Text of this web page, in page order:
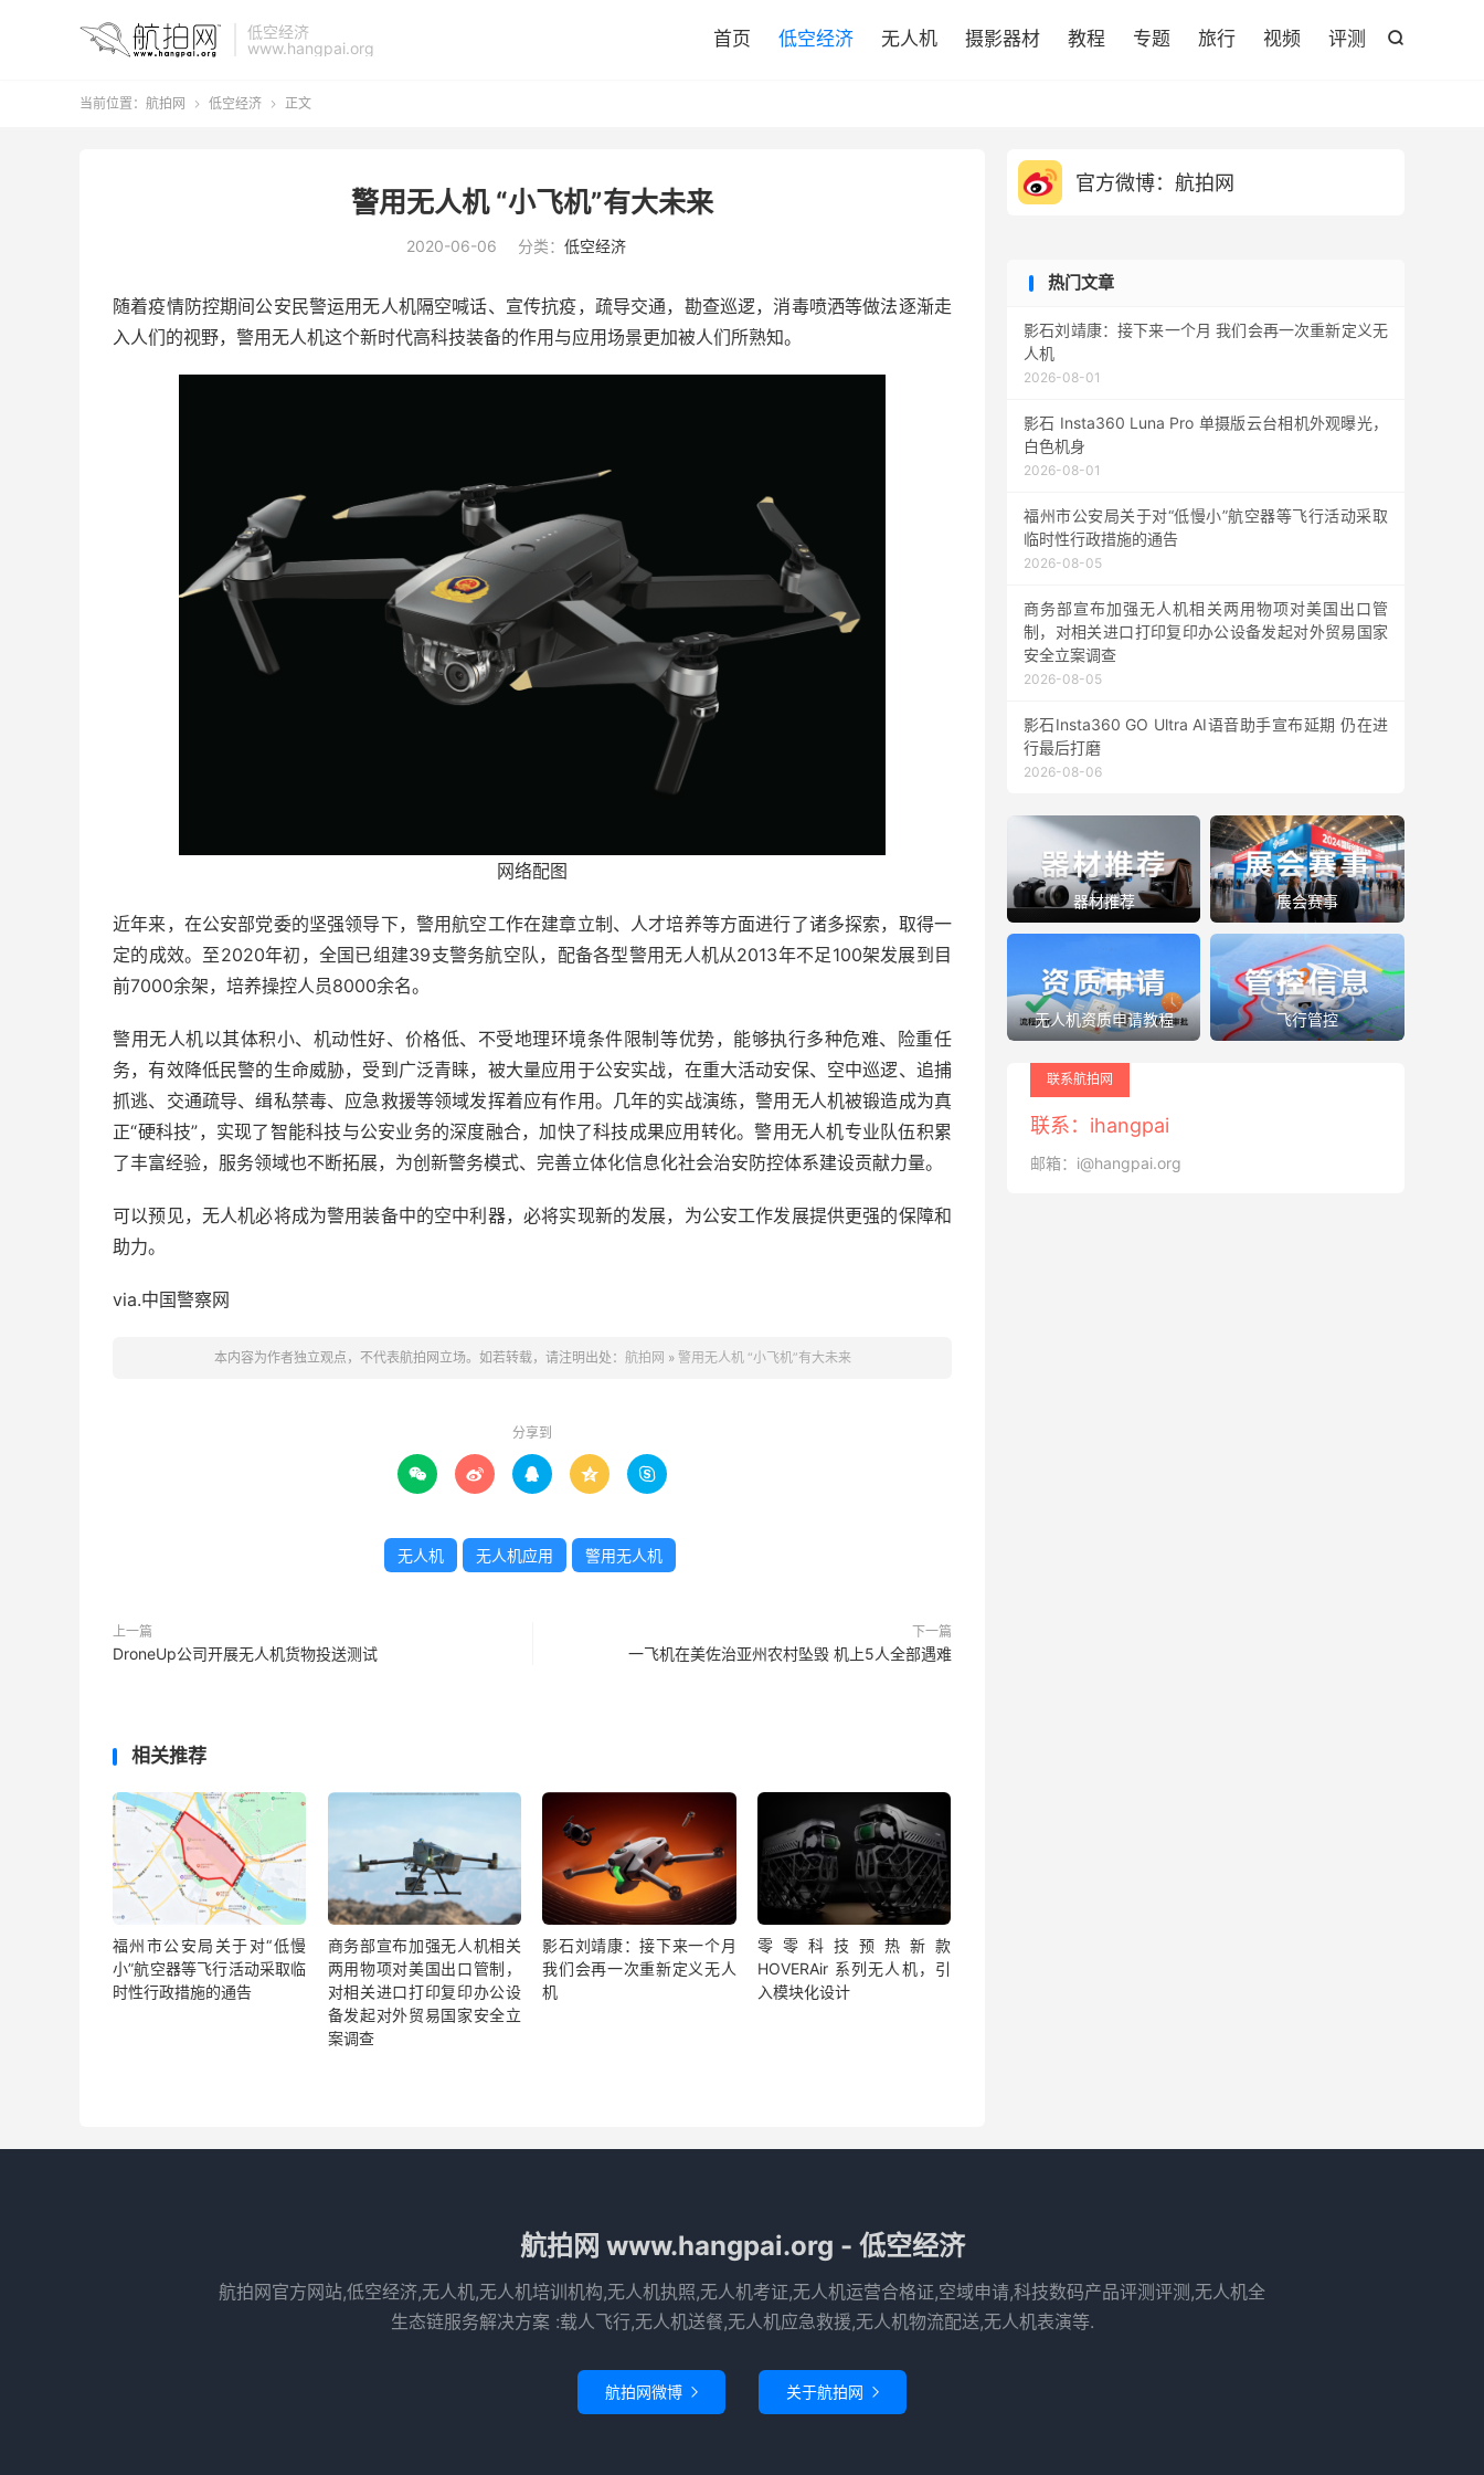
低空经济
www.hangpai.org

首页 低空经济 无人机 摄影器材 教程 专题 旅行 视频 评测
当前位置： 航拍网  低空经济  正文
警用无人机 “小飞机”有大未来
2020-06-06 分类： 低空经济
随着疫情防控期间公安民警运用无人机隔空喊话、宣传抗疫，疏导交通，勘查巡逻，消毒喷洒等做法逐渐走
入人们的视野，警用无人机这个新时代高科技装备的作用与应用场景更加被人们所熟知。
网络配图
近年来，在公安部党委的坚强领导下，警用航空工作在建章立制、人才培养等方面进行了诸多探索，取得一
定的成效。至2020年初，全国已组建39支警务航空队，配备各型警用无人机从2013年不足100架发展到目
前7000余架，培养操控人员8000余名。
警用无人机以其体积小、机动性好、价格低、不受地理环境条件限制等优势，能够执行多种危难、险重任
务，有效降低民警的生命威胁，受到广泛青睐，被大量应用于公安实战，在重大活动安保、空中巡逻、追捕
抓逃、交通疏导、缉私禁毒、应急救援等领域发挥着应有作用。几年的实战演练，警用无人机被锻造成为真
正“硬科技”，实现了智能科技与公安业务的深度融合，加快了科技成果应用转化。警用无人机专业队伍积累
了丰富经验，服务领域也不断拓展，为创新警务模式、完善立体化信息化社会治安防控体系建设贡献力量。
可以预见，无人机必将成为警用装备中的空中利器，必将实现新的发展，为公安工作发展提供更强的保障和
助力。
via.中国警察网
本内容为作者独立观点，不代表航拍网立场。如若转载，请注明出处： 航拍网 » 警用无人机 “小飞机”有大未来
分享到
    
无人机 无人机应用 警用无人机
上一篇
DroneUp公司开展无人机货物投送测试
下一篇
一飞机在美佐治亚州农村坠毁 机上5人全部遇难
相关推荐
福州市公安局关于对“低慢
小”航空器等飞行活动采取临
时性行政措施的通告
商务部宣布加强无人机相关
两用物项对美国出口管制，
对相关进口打印复印办公设
备发起对外贸易国家安全立
案调查
影石刘靖康：接下来一个月
我们会再一次重新定义无人
机
零零科技预热新款
HOVERAir 系列无人机，引
入模块化设计
官方微博：航拍网
热门文章
影石刘靖康：接下来一个月 我们会再一次重新定义无
人机
2026-08-01
影石 Insta360 Luna Pro 单摄版云台相机外观曝光，
白色机身
2026-08-01
福州市公安局关于对“低慢小”航空器等飞行活动采取
临时性行政措施的通告
2026-08-05
商务部宣布加强无人机相关两用物项对美国出口管
制，对相关进口打印复印办公设备发起对外贸易国家
安全立案调查
2026-08-05
影石Insta360 GO Ultra AI语音助手宣布延期 仍在进
行最后打磨
2026-08-06
器材推荐 展会赛事
无人机资质申请教程 飞行管控
联系航拍网
联系：ihangpai
邮箱：i@hangpai.org
航拍网 www.hangpai.org - 低空经济
航拍网官方网站,低空经济,无人机,无人机培训机构,无人机执照,无人机考证,无人机运营合格证,空域申请,科技数码产品评测评测,无人机全
生态链服务解决方案 :载人飞行,无人机送餐,无人机应急救援,无人机物流配送,无人机表演等.
航拍网微博  关于航拍网 